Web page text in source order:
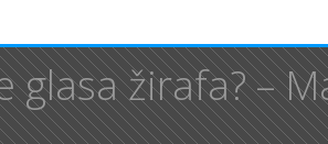
glasa žirafa? –